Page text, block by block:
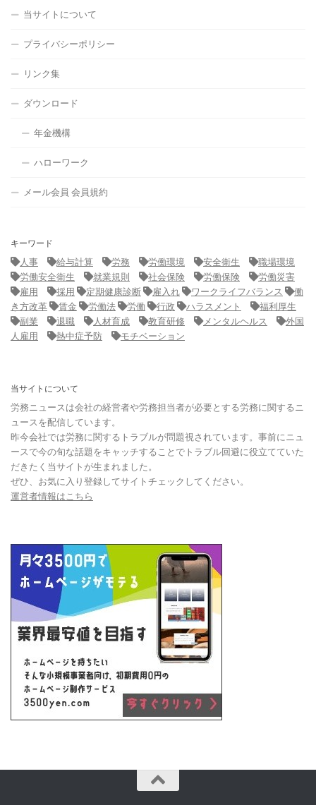
当サイトについて
プライバシーポリシー
リンク集
ダウンロード
年金機構
ハローワーク
メール会員 会員規約
キーワード
人事
給与計算 労務 労働環境 安全衛生
職場環境
労働安全衛生
就業規則 社会保険 労働保険
労働災害
雇用
採用 定期健康診断 雇入れ ワークライフバランス
働
き方改革
賃金 労働法 労働 行政 ハラスメント
福利厚生
副業
退職 人材育成 教育研修 メンタルヘルス
外国
人雇用
熱中症予防 モチベーション
当サイトについて
労務ニュースは会社の経営者や労務担当者が必要とする労務に関するニ
ュースを配信しています。
昨今会社では労務に関するトラブルが問題視されています。事前にニュ
ースで今の旬な話題をキャッチすることでトラブル回避に役立てていた
だきたく当サイトが生まれました。
ぜひ、お気に入り登録してサイトチェックしてください。
運営者情報はこちら